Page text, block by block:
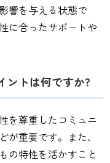
響を与える状態で
に合ったサポートや
ントは何ですか?
を尊重したコミュニ
が重要です。また、
の特性を活かすこと